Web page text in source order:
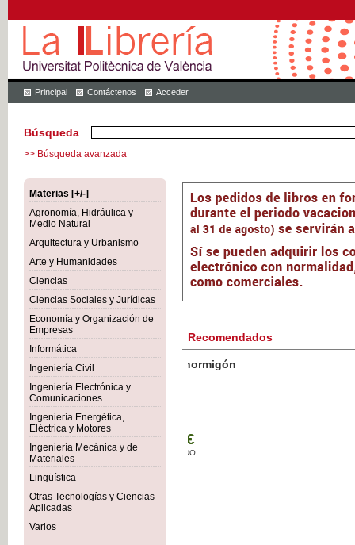
Principal Contáctenos Acceder
Búsqueda
>> Búsqueda avanzada
Materias [+/-]
Agronomía, Hidráulica y
Medio Natural
Arquitectura y Urbanismo
Arte y Humanidades
Ciencias
Ciencias Sociales y Jurídicas
Economía y Organización de
Empresas
Informática
Ingeniería Civil
Ingeniería Electrónica y
Comunicaciones
Ingeniería Energética,
Eléctrica y Motores
Ingeniería Mecánica y de
Materiales
Lingüística
Otras Tecnologías y Ciencias
Aplicadas
Varios
Recomendados
Botánica Agroalimentaria